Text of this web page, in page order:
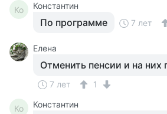
Ко Константин
По программе 7 лет
Елена
Отменить пенсии и на них
7 лет 1
Ко Константин